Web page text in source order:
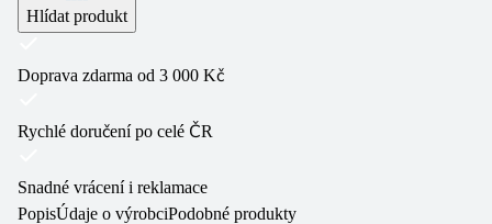
Hlídat produkt
Doprava zdarma od 3 000 Kč
Rychlé doručení po celé ČR
Snadné vrácení i reklamace
PopisÚdaje o výrobciPodobné produkty